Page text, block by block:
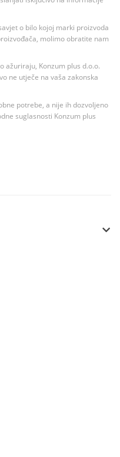
o bilo kojoj marki proizvoda
molimo obratite nam
ažuriraju, Konzum plus d.o.o.
ne utječe na vaša zakonska
potrebe, a nije ih dozvoljeno
suglasnosti Konzum plus